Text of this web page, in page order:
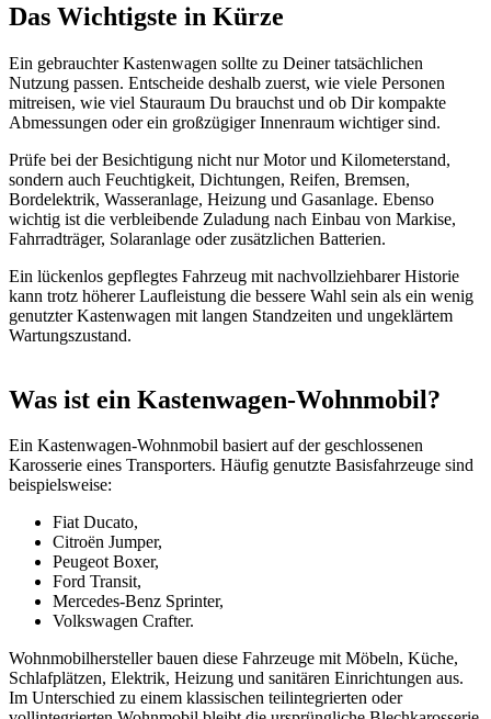
Das Wichtigste in Kürze
Ein gebrauchter Kastenwagen sollte zu Deiner tatsächlichen
Nutzung passen. Entscheide deshalb zuerst, wie viele Personen
mitreisen, wie viel Stauraum Du brauchst und ob Dir kompakte
Abmessungen oder ein großzügiger Innenraum wichtiger sind.
Prüfe bei der Besichtigung nicht nur Motor und Kilometerstand,
sondern auch Feuchtigkeit, Dichtungen, Reifen, Bremsen,
Bordelektrik, Wasseranlage, Heizung und Gasanlage. Ebenso
wichtig ist die verbleibende Zuladung nach Einbau von Markise,
Fahrradträger, Solaranlage oder zusätzlichen Batterien.
Ein lückenlos gepflegtes Fahrzeug mit nachvollziehbarer Historie
kann trotz höherer Laufleistung die bessere Wahl sein als ein wenig
genutzter Kastenwagen mit langen Standzeiten und ungeklärtem
Wartungszustand.
Was ist ein Kastenwagen-Wohnmobil?
Ein Kastenwagen-Wohnmobil basiert auf der geschlossenen
Karosserie eines Transporters. Häufig genutzte Basisfahrzeuge sind
beispielsweise:
Fiat Ducato,
Citroën Jumper,
Peugeot Boxer,
Ford Transit,
Mercedes-Benz Sprinter,
Volkswagen Crafter.
Wohnmobilhersteller bauen diese Fahrzeuge mit Möbeln, Küche,
Schlafplätzen, Elektrik, Heizung und sanitären Einrichtungen aus.
Im Unterschied zu einem klassischen teilintegrierten oder